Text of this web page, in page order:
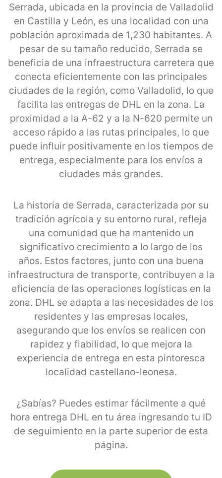
Serrada, ubicada en la provincia de Valladolid
en Castilla y León, es una localidad con una
población aproximada de 1,230 habitantes. A
pesar de su tamaño reducido, Serrada se
beneficia de una infraestructura carretera que
conecta eficientemente con las principales
ciudades de la región, como Valladolid, lo que
facilita las entregas de DHL en la zona. La
proximidad a la A-62 y a la N-620 permite un
acceso rápido a las rutas principales, lo que
puede influir positivamente en los tiempos de
entrega, especialmente para los envíos a
ciudades más grandes.
La historia de Serrada, caracterizada por su
tradición agrícola y su entorno rural, refleja
una comunidad que ha mantenido un
significativo crecimiento a lo largo de los
años. Estos factores, junto con una buena
infraestructura de transporte, contribuyen a la
eficiencia de las operaciones logísticas en la
zona. DHL se adapta a las necesidades de los
residentes y las empresas locales,
asegurando que los envíos se realicen con
rapidez y fiabilidad, lo que mejora la
experiencia de entrega en esta pintoresca
localidad castellano-leonesa.
¿Sabías? Puedes estimar fácilmente a qué
hora entrega DHL en tu área ingresando tu ID
de seguimiento en la parte superior de esta
página.